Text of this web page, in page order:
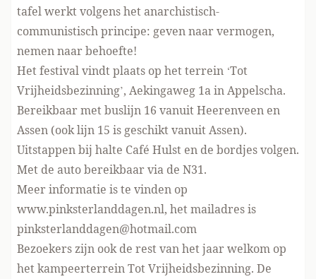
tafel werkt volgens het anarchistisch-
communistisch principe: geven naar vermogen,
nemen naar behoefte!
Het festival vindt plaats op het terrein ‘Tot
Vrijheidsbezinning’, Aekingaweg 1a in Appelscha.
Bereikbaar met buslijn 16 vanuit Heerenveen en
Assen (ook lijn 15 is geschikt vanuit Assen).
Uitstappen bij halte Café Hulst en de bordjes volgen.
Met de auto bereikbaar via de N31.
Meer informatie is te vinden op
www.pinksterlanddagen.nl, het mailadres is
pinksterlanddagen@hotmail.com
Bezoekers zijn ook de rest van het jaar welkom op
het kampeerterrein Tot Vrijheidsbezinning. De